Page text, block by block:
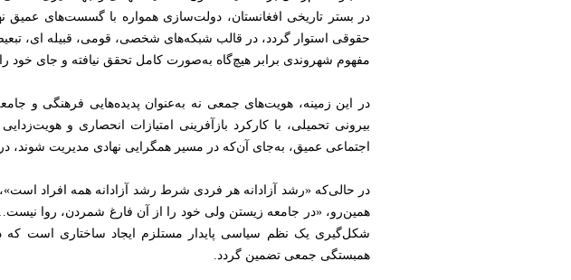
در بستر تاریخی افغانستان، دولت‌سازی همواره با گسست‌های
حقوقی استوار گردد، در قالب شبکه‌های شخصی، قومی، قبیله ای،
مفهوم شهروندی برابر هیچ‌گاه به‌صورت کامل تحقق نیافته و جای خود
در این زمینه، هویت‌های جمعی نه به‌عنوان پدیده‌هایی فرهنگی و
بیرونی تحمیلی، با کارکرد بازآفرینی امتیازات انحصاری و
اجتماعی عمیق، به‌جای آن‌که در مسیر همگرایی نهادی مدیریت شوند،
در حالی‌که «رشد آزادانه هر فردی شرط رشد آزادانه همه افراد
همین‌رو، «در جامعه زیستن ولی خود را از آن فارغ شمردن، روا نیست…
شکل‌گیری یک نظم سیاسی پایدار مستلزم ایجاد ساختاری است که
همبستگی جمعی تضمین گردد.